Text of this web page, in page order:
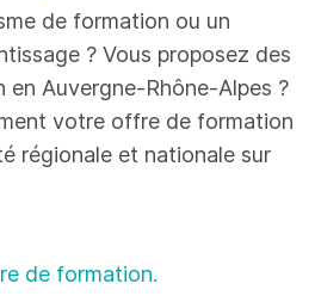
de formation ou un
? Vous proposez des
Auvergne-Rhône-Alpes ?
votre offre de formation
régionale et nationale sur
de formation.